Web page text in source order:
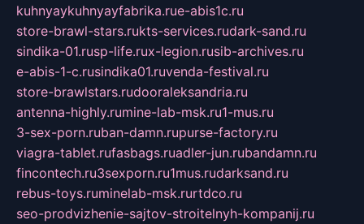
kuhnyaykuhnyayfabrika.rue-abis1c.ru
store-brawl-stars.rukts-services.rudark-sand.ru
sindika-01.rusp-life.rux-legion.rusib-archives.ru
e-abis-1-c.rusindika01.ruvenda-festival.ru
store-brawlstars.rudooraleksandria.ru
antenna-highly.rumine-lab-msk.ru1-mus.ru
3-sex-porn.ruban-damn.rupurse-factory.ru
viagra-tablet.rufasbags.ruadler-jun.rubandamn.ru
fincontech.ru3sexporn.ru1mus.rudarksand.ru
rebus-toys.ruminelab-msk.rurtdco.ru
seo-prodvizhenie-sajtov-stroitelnyh-kompanij.ru